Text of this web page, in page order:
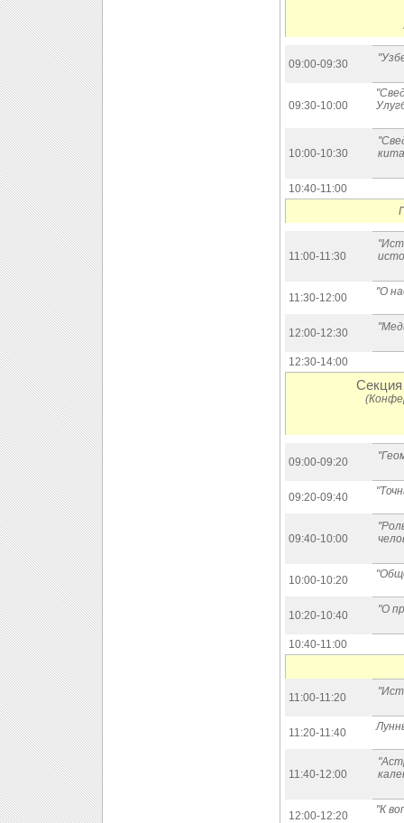
09:00-09:30
09:30-10:00
10:00-10:30
10:40-11:00
11:00-11:30
11:30-12:00 "О
12:00-12:30
12:30-14:00
09:00-09:20
09:20-09:40
09:40-10:00
10:00-10:20
10:20-10:40 "О
10:40-11:00
11:00-11:20
11:20-11:40
11:40-12:00
12:00-12:20 "К